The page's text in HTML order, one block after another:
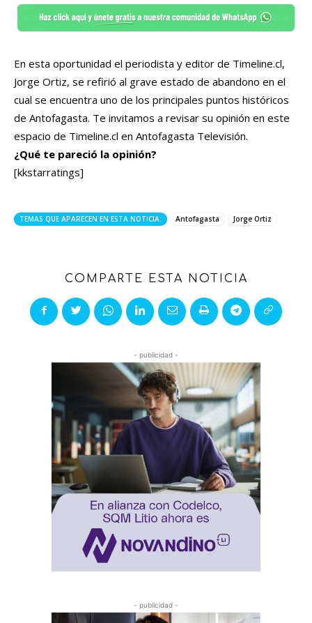
En esta oportunidad el periodista y editor de Timeline.cl,
Jorge Ortiz, se refirió al grave estado de abandono en el
cual se encuentra uno de los principales puntos históricos
de Antofagasta. Te invitamos a revisar su opinión en este
espacio de Timeline.cl en Antofagasta Televisión.
¿Qué te pareció la opinión?
[kkstarratings]
TEMAS QUE APARECEN EN ESTA NOTICIA: Antofagasta Jorge Ortiz
COMPARTE ESTA NOTICIA
- publicidad -
- publicidad -